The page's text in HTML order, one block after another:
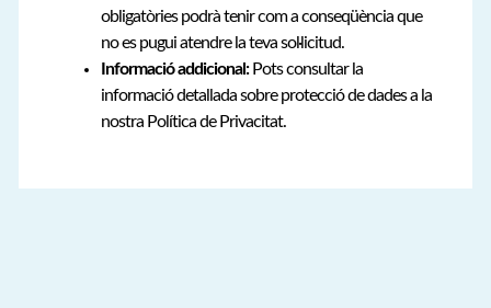
obligatòries podrà tenir com a conseqüència que
no es pugui atendre la teva sol·licitud.
Informació addicional:Pots consultar la
informació detallada sobre protecció de dades a la
nostra Política de Privacitat.